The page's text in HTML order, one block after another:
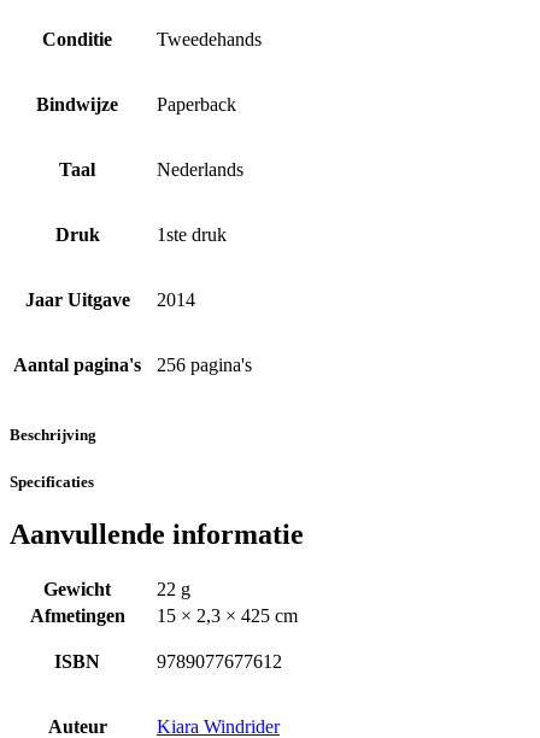
Conditie Tweedehands
Bindwijze Paperback
Taal Nederlands
Druk 1ste druk
Jaar Uitgave 2014
Aantal pagina's 256 pagina's
Beschrijving
Specificaties
Aanvullende informatie
Gewicht
22 g
Afmetingen
15 × 2,3 × 425 cm
ISBN 9789077677612
Auteur Kiara Windrider